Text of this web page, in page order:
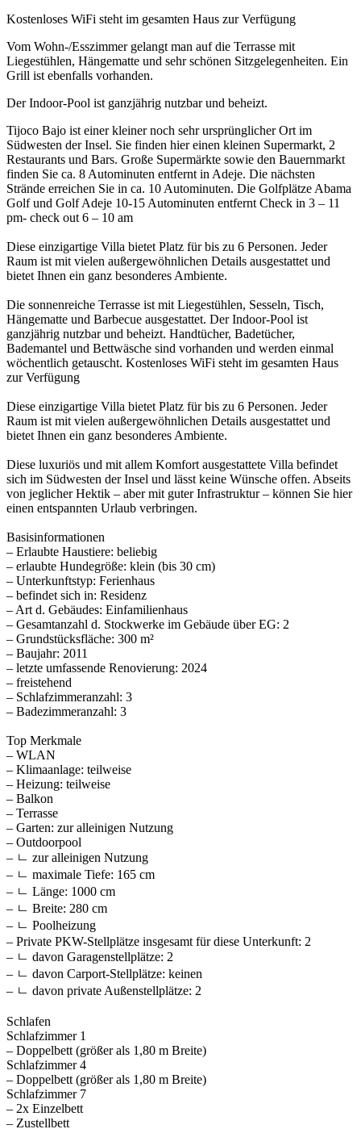
Kostenloses WiFi steht im gesamten Haus zur Verfügung
Vom Wohn-/Esszimmer gelangt man auf die Terrasse mit
Liegestühlen, Hängematte und sehr schönen Sitzgelegenheiten. Ein
Grill ist ebenfalls vorhanden.
Der Indoor-Pool ist ganzjährig nutzbar und beheizt.
Tijoco Bajo ist einer kleiner noch sehr ursprünglicher Ort im
Südwesten der Insel. Sie finden hier einen kleinen Supermarkt, 2
Restaurants und Bars. Große Supermärkte sowie den Bauernmarkt
finden Sie ca. 8 Autominuten entfernt in Adeje. Die nächsten
Strände erreichen Sie in ca. 10 Autominuten. Die Golfplätze Abama
Golf und Golf Adeje 10-15 Autominuten entfernt Check in 3 – 11
pm- check out 6 – 10 am
Diese einzigartige Villa bietet Platz für bis zu 6 Personen. Jeder
Raum ist mit vielen außergewöhnlichen Details ausgestattet und
bietet Ihnen ein ganz besonderes Ambiente.
Die sonnenreiche Terrasse ist mit Liegestühlen, Sesseln, Tisch,
Hängematte und Barbecue ausgestattet. Der Indoor-Pool ist
ganzjährig nutzbar und beheizt. Handtücher, Badetücher,
Bademantel und Bettwäsche sind vorhanden und werden einmal
wöchentlich getauscht. Kostenloses WiFi steht im gesamten Haus
zur Verfügung
Diese einzigartige Villa bietet Platz für bis zu 6 Personen. Jeder
Raum ist mit vielen außergewöhnlichen Details ausgestattet und
bietet Ihnen ein ganz besonderes Ambiente.
Diese luxuriös und mit allem Komfort ausgestattete Villa befindet
sich im Südwesten der Insel und lässt keine Wünsche offen. Abseits
von jeglicher Hektik – aber mit guter Infrastruktur – können Sie hier
einen entspannten Urlaub verbringen.
Basisinformationen
– Erlaubte Haustiere: beliebig
– erlaubte Hundegröße: klein (bis 30 cm)
– Unterkunftstyp: Ferienhaus
– befindet sich in: Residenz
– Art d. Gebäudes: Einfamilienhaus
– Gesamtanzahl d. Stockwerke im Gebäude über EG: 2
– Grundstücksfläche: 300 m²
– Baujahr: 2011
– letzte umfassende Renovierung: 2024
– freistehend
– Schlafzimmeranzahl: 3
– Badezimmeranzahl: 3
Top Merkmale
– WLAN
– Klimaanlage: teilweise
– Heizung: teilweise
– Balkon
– Terrasse
– Garten: zur alleinigen Nutzung
– Outdoorpool
– ㄴ zur alleinigen Nutzung
– ㄴ maximale Tiefe: 165 cm
– ㄴ Länge: 1000 cm
– ㄴ Breite: 280 cm
– ㄴ Poolheizung
– Private PKW-Stellplätze insgesamt für diese Unterkunft: 2
– ㄴ davon Garagenstellplätze: 2
– ㄴ davon Carport-Stellplätze: keinen
– ㄴ davon private Außen­stellplätze: 2
Schlafen
Schlafzimmer 1
– Doppelbett (größer als 1,80 m Breite)
Schlafzimmer 4
– Doppelbett (größer als 1,80 m Breite)
Schlafzimmer 7
– 2x Einzelbett
– Zustellbett